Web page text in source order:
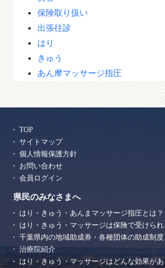
保険取り扱い
出張往診
はり
きゅう
あん摩マッサージ指圧
TOP
サイトマップ
個人情報保護方針
お問い合わせ
会員ログイン
県民のみなさまへ
はり・きゅう・あんまマッサージ指圧とは？
はり・きゅう・マッサージは保険で受けられ
千葉県内の地域助成券・各種団体の助成制度
治療院紹介
はり・きゅう・マッサージはどんな効果があ